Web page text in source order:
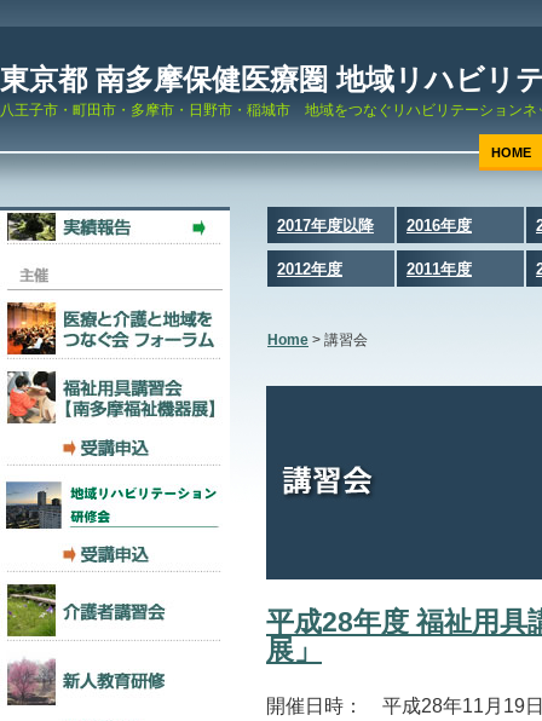
東京都 南多摩保健医療圏 地域リハビリ
八王子市・町田市・多摩市・日野市・稲城市 地域をつなぐリハビリテーションネ
HOME
2017年度以降 2016年度
2012年度 2011年度
Home > 講習会
平成28年度 福祉用具
展」
開催日時： 平成28年11月19